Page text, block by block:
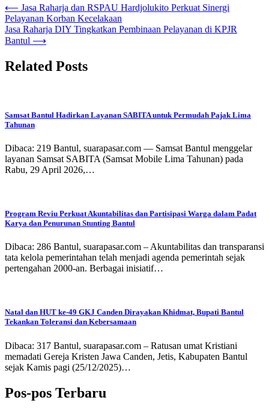
Navigasi
pos
⟵ Jasa Raharja dan RSPAU Hardjolukito Perkuat Sinergi
Pelayanan Korban Kecelakaan
Jasa Raharja DIY Tingkatkan Pembinaan Pelayanan di KPJR
Bantul ⟶
Related Posts
Samsat Bantul Hadirkan Layanan SABITA untuk Permudah Pajak Lima
Tahunan
Dibaca: 219 Bantul, suarapasar.com — Samsat Bantul menggelar
layanan Samsat SABITA (Samsat Mobile Lima Tahunan) pada
Rabu, 29 April 2026,…
Program Reviu Perkuat Akuntabilitas dan Partisipasi Warga dalam Padat
Karya dan Penurunan Stunting Bantul
Dibaca: 286 Bantul, suarapasar.com – Akuntabilitas dan transparansi
tata kelola pemerintahan telah menjadi agenda pemerintah sejak
pertengahan 2000-an. Berbagai inisiatif…
Natal dan HUT ke-49 GKJ Canden Dirayakan Khidmat, Bupati Bantul
Tekankan Toleransi dan Kebersamaan
Dibaca: 317 Bantul, suarapasar.com – Ratusan umat Kristiani
memadati Gereja Kristen Jawa Canden, Jetis, Kabupaten Bantul
sejak Kamis pagi (25/12/2025)…
Pos-pos Terbaru